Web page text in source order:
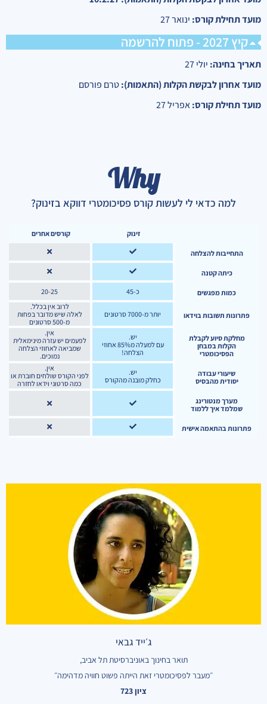
מועד תחילת קורס: ינואר 27
קיץ 2027 - פתוח להרשמה
תאריך בחינה: יולי 27
מועד אחרון לבקשת הקלות (התאמות):טרם פורסם
מועד תחילת קורס:אפריל 27
Why
למה כדאי לי לעשות קורס פסיכומטרי דווקא בזינוק?
זינוק קורסים אחרים
התחייבות להצלחה
כיתה קטנה
כמות מפגשים כ-45 20-25
פתרונות תשובות בוידאו יותר מ-7000 סרטונים
לרוב אין בכלל.
לאלה שיש מדובר בפחות
מ-500 סרטונים
מחלקת סיוע לקבלת
הקלות במבחן
הפסיכומטרי
יש.
עם למעלה מ85% אחוזי
הצלחה!
אין.
לפעמים יש עזרה מינימאלית
שמביאה לאחוזי הצלחה
נמוכים.
שיעורי עבודה
יסודית מהבסיס
יש.
כחלק מובנה מהקורס
אין.
לפני הקורס שולחים חוברת או
כמה סרטוני וידאו לחזרה
מערך מנטורינג
שמלמד איך ללמוד
פתרונות בהתאמה אישית
לידר קאשי
תואר במשפטים במכללת רייכמן,
״אתה מגיע לזינוק ומגלה שיש מקום אחר״
ציון 746